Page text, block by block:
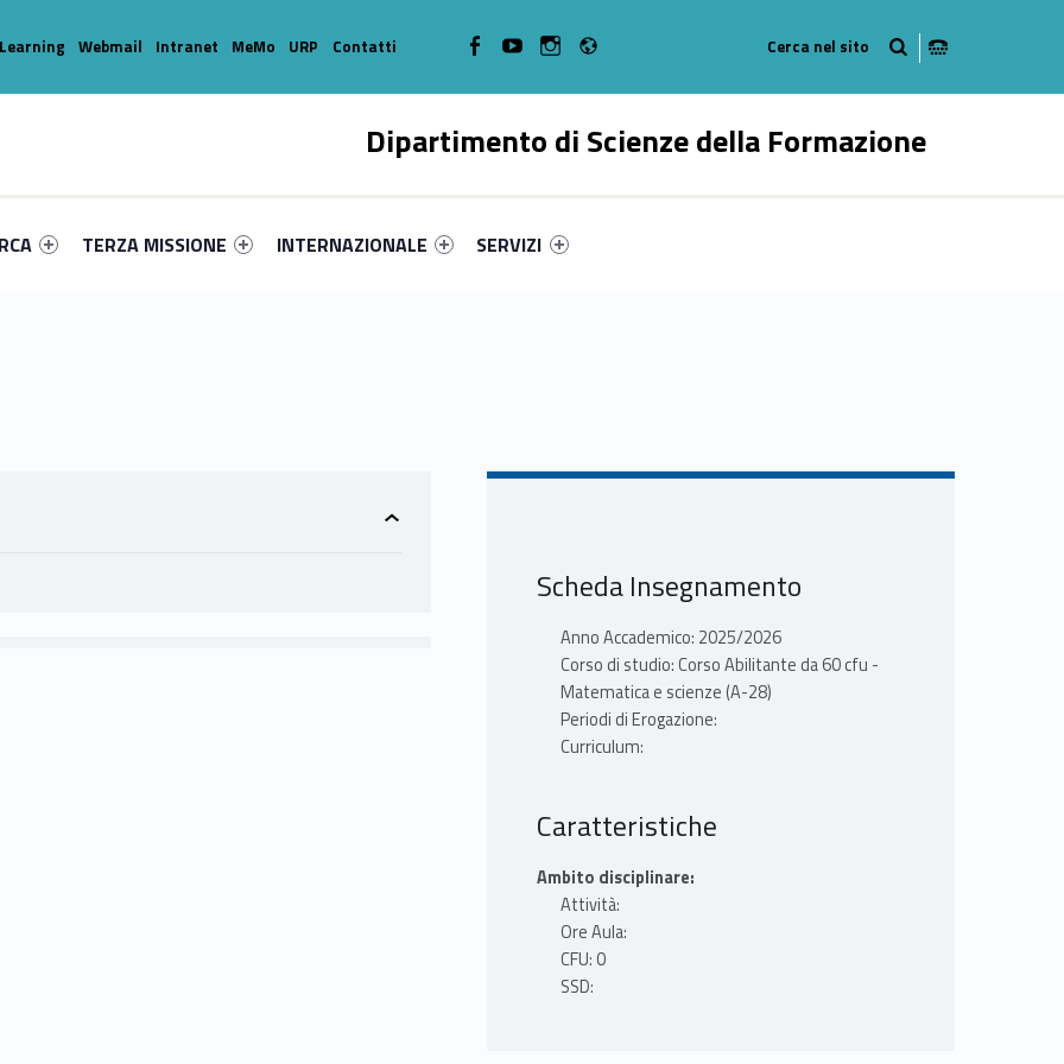
Dipartimento di Scienze della Formazione
TERZA MISSIONE
INTERNAZIONALE
SERVIZI
Webmail Intranet MeMo URP Contatti WebMan on FacebookWebMan on YoutubeWebMan on Instagram
Scheda Insegnamento
Anno Accademico: 2025/2026
Corso di studio: Corso Abilitante da 60 cfu -
Matematica e scienze (A-28)
Periodi di Erogazione:
Curriculum:
Caratteristiche
Ambito disciplinare:
Attività:
Ore Aula:
CFU: 0
SSD: